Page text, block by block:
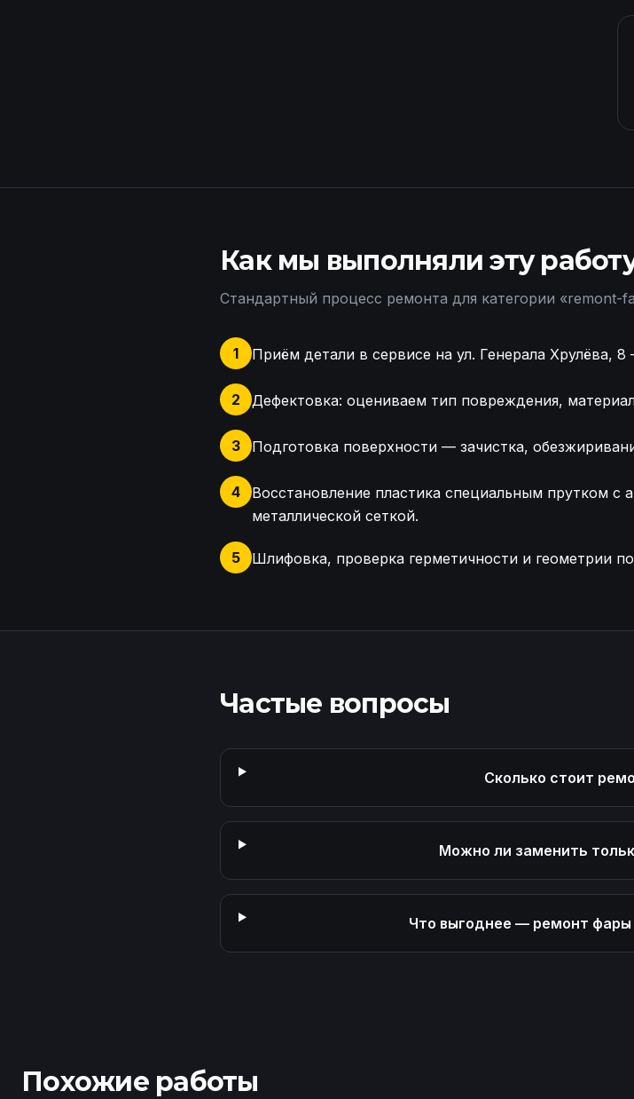
Как мы выполняли эту
Стандартный процесс ремонта для категории «remont-
1 Приём детали в сервисе на ул. Генерала Хрулёва,
2 Дефектовка: оцениваем тип повреждения,
3 Подготовка поверхности — зачистка,
4
Восстановление пластика специальным прутком с
металлической сеткой.
5
Шлифовка, проверка герметичности и геометрии
Частые вопросы
Сколько стоит
Можно ли заменить
Что выгоднее — ремонт фары
Похожие работы